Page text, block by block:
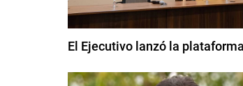
El Ejecutivo lanzó la